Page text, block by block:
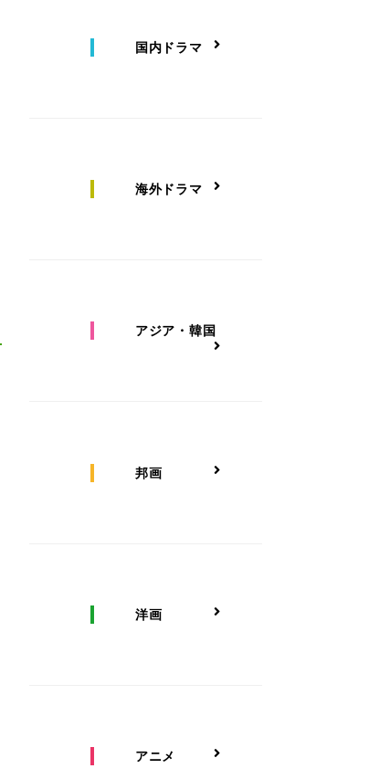
国内ドラマ
海外ドラマ
アジア・韓国
邦画
洋画
アニメ